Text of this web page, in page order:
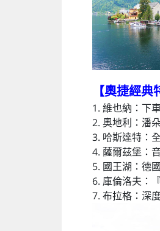
【奧捷經
1. 維也納：下
2. 奧地利：潘
3. 哈斯達特：
4. 薩爾茲堡：
5. 國王湖：德
6. 庫倫洛夫：
7. 布拉格：深